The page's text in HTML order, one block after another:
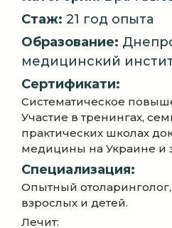
Стаж: 21 год опыта
Образование:
медицинский
Сертификати:
Систематическое
Участие в тренингах,
практических школах
медицины на Украине и
Специализация:
Опытный
взрослых и детей.
Лечит: